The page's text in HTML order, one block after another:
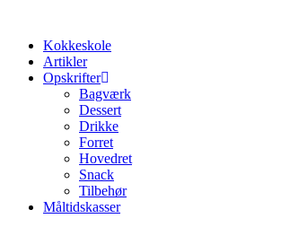
indholdKokkeskole
Artikler
Opskrifter
Bagværk
Dessert
Drikke
Forret
Hovedret
Snack
Tilbehør
Måltidskasser